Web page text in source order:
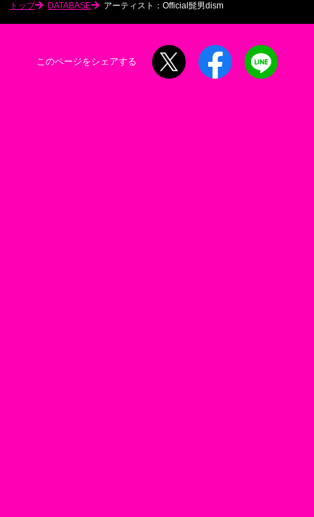
トップ DATABASE アーティスト：Official髭男dism
このページをシェアする
Facebook